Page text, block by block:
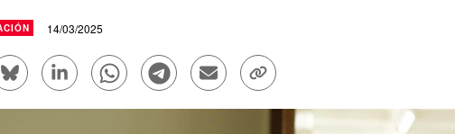
14/03/2025
en Facebook - (Abre una nueva ventana)
Compartir en Bluesky - (Abre una nueva ventana)
Compartir en Linkedin - (Abre una nueva ventana)
Compartir en Whatsapp - (Abre una nueva
Compartir en Telegram - (Abre una nueva
Enviar por correo electrónico -
Copiar enlace - (Abre una